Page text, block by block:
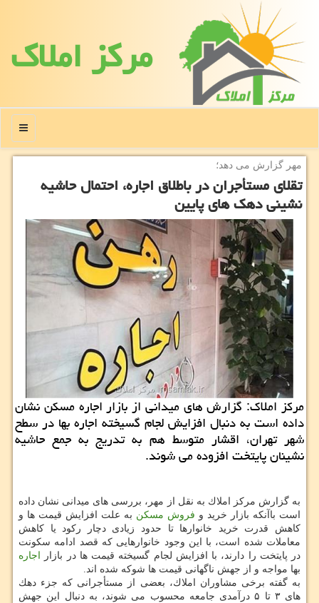
مركز املاك
منو
مهر گزارش می دهد؛
تقلای مستأجران در باطلاق اجاره، احتمال حاشیه
نشینی دهك های پایین
مركز املاك: گزارش های میدانی از بازار اجاره مسكن نشان
داده است به دنبال افزایش لجام گسیخته اجاره بها در سطح
شهر تهران، اقشار متوسط هم به تدریج به جمع حاشیه
نشینان پایتخت افزوده می شوند.
به گزارش مركز املاك به نقل از مهر، بررسی های میدانی نشان داده
است باآنكه بازار خرید و فروش مسكن به علت افزایش قیمت ها و
كاهش قدرت خرید خانوارها تا حدود زیادی دچار ركود یا كاهش
معاملات شده است، با این وجود خانوارهایی كه قصد ادامه سكونت
در پایتخت را دارند، با افزایش لجام گسیخته قیمت ها در بازار اجاره
بها مواجه و از جهش ناگهانی قیمت ها شوكه شده اند.
به گفته برخی مشاوران املاك، بعضی از مستأجرانی كه جزء دهك
های ۳ تا ۵ درآمدی جامعه محسوب می شوند، به دنبال این جهش